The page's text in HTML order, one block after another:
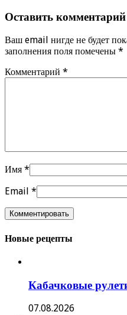
Оставить комментарий
Ваш email нигде не будет
заполнения поля помечены *
Комментарий *
Имя *
Email *
Новые рецепты
Кабачковые
07.08.2026